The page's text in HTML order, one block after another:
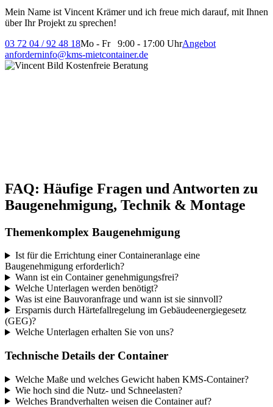
Mein Name ist Vincent Krämer und ich freue mich darauf, mit Ihnen
über Ihr Projekt zu sprechen!
03 72 04 / 92 48 18Mo - Fr 9:00 - 17:00 UhrAngebot
anforderninfo@kms-mietcontainer.de
FAQ: Häufige Fragen und Antworten zu
Baugenehmigung, Technik & Montage
Themenkomplex Baugenehmigung
Ist für die Errichtung einer Containeranlage eine
Baugenehmigung erforderlich?
Wann ist ein Container genehmigungsfrei?
Welche Unterlagen werden benötigt?
Was ist eine Bauvoranfrage und wann ist sie sinnvoll?
Ersparnis durch Härtefallregelung im Gebäudeenergiegesetz
(GEG)?
Welche Unterlagen erhalten Sie von uns?
Technische Details der Container
Welche Maße und welches Gewicht haben KMS-Container?
Wie hoch sind die Nutz- und Schneelasten?
Welches Brandverhalten weisen die Container auf?